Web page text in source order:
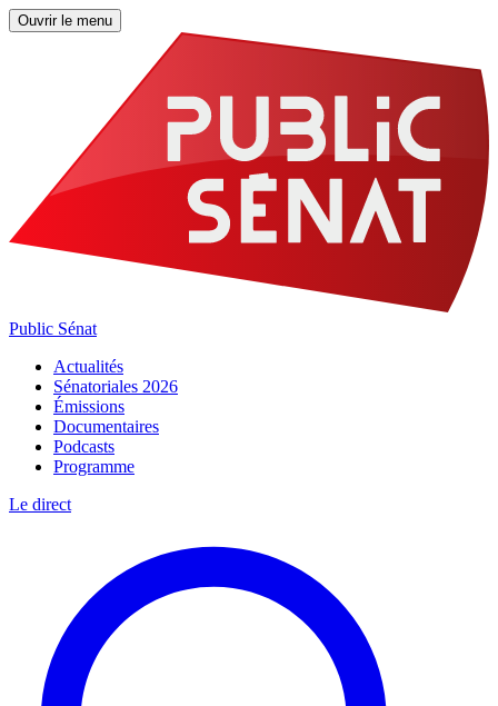
Ouvrir le menu
Public Sénat
Actualités
Sénatoriales 2026
Émissions
Documentaires
Podcasts
Programme
Le direct